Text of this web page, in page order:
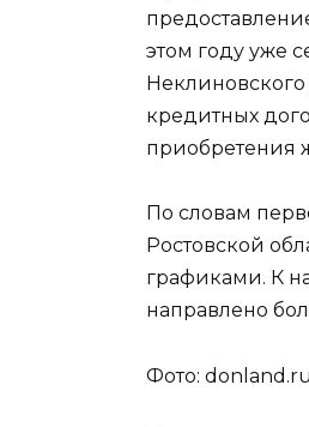
этом году уже
кредитных
приобретения
По словам
Ростовской
графиками. К
направлено
Фото: donland.ru